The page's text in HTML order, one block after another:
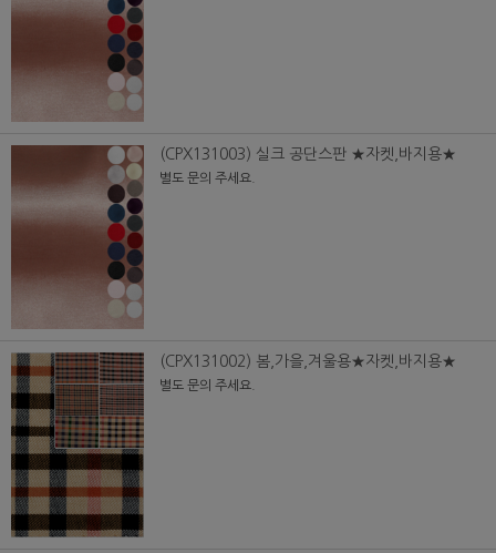
(CPX131003) 실크 공단스판 ★자켓,바지용★
별도 문의 주세요.
(CPX131002) 봄,가을,겨울용★자켓,바지용★
별도 문의 주세요.